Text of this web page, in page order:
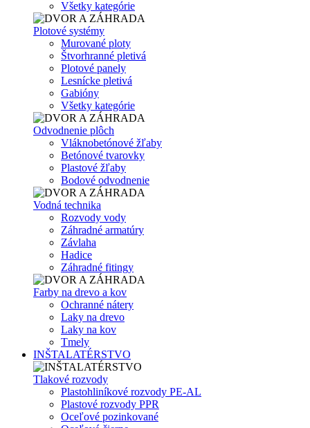
Všetky kategórie
Plotové systémy
Murované ploty
Štvorhranné pletivá
Plotové panely
Lesnícke pletivá
Gabióny
Všetky kategórie
Odvodnenie plôch
Vláknobetónové žľaby
Betónové tvarovky
Plastové žľaby
Bodové odvodnenie
Vodná technika
Rozvody vody
Záhradné armatúry
Závlaha
Hadice
Záhradné fitingy
Farby na drevo a kov
Ochranné nátery
Laky na drevo
Laky na kov
Tmely
INŠTALATÉRSTVO
Tlakové rozvody
Plastohliníkové rozvody PE-AL
Plastové rozvody PPR
Oceľové pozinkované